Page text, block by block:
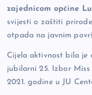
zajednicom općine
svijesti o zaštiti
otpada na javnim
Cijela aktivnost bila je
jubilarni 25. Izbor Miss
2021. godine u JU